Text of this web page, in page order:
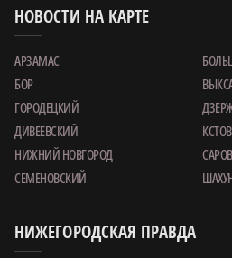
НОВОСТИ НА КАРТЕ
АРЗАМАС
БОР
ГОРОДЕЦКИЙ
ДИВЕЕВСКИЙ
НИЖНИЙ НОВГОРОД
САРОВ
СЕМЕНОВСКИЙ
НИЖЕГОРОДСКАЯ ПРАВДА